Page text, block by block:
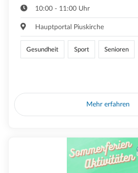
10:00 - 11:00 Uhr
Hauptportal Piuskirche
Gesundheit Sport Senioren
Mehr erfahren